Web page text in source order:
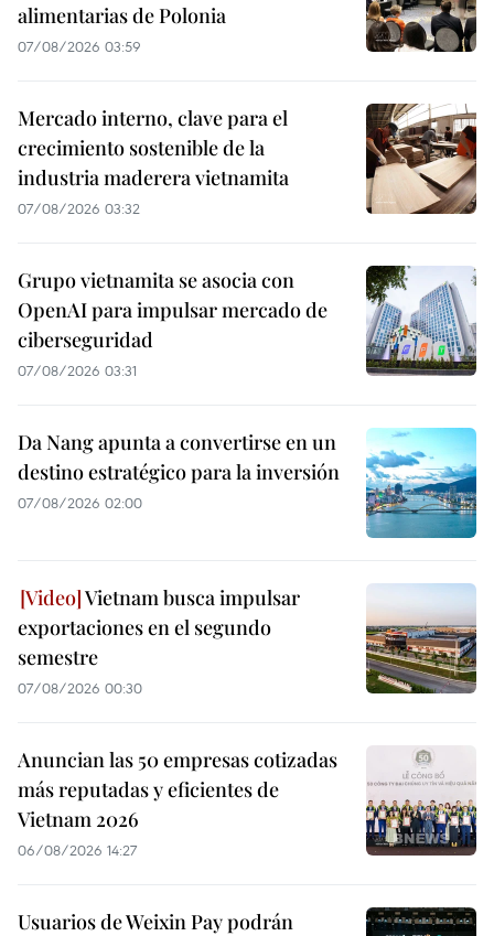
alimentarias de Polonia
07/08/2026 03:59
Mercado interno, clave para el
crecimiento sostenible de la
industria maderera vietnamita
07/08/2026 03:32
Grupo vietnamita se asocia con
OpenAI para impulsar mercado de
ciberseguridad
07/08/2026 03:31
Da Nang apunta a convertirse en un
destino estratégico para la inversión
07/08/2026 02:00
Vietnam busca impulsar
exportaciones en el segundo
semestre
07/08/2026 00:30
Anuncian las 50 empresas cotizadas
más reputadas y eficientes de
Vietnam 2026
06/08/2026 14:27
Usuarios de Weixin Pay podrán